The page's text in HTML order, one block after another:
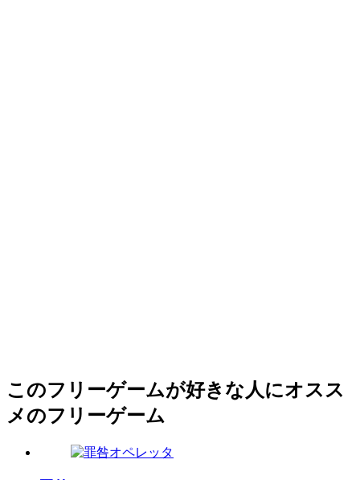
このフリーゲームが好きな人にオスス
メのフリーゲーム